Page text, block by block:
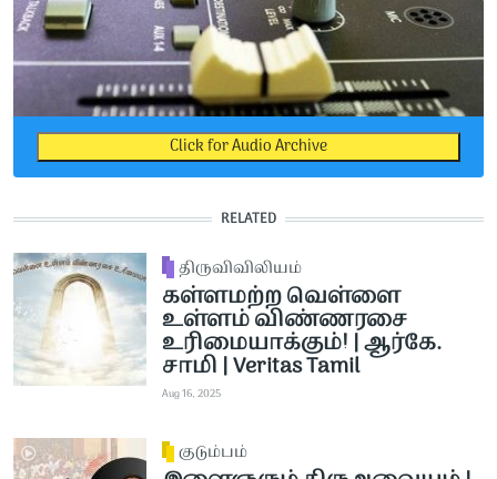
Click for Audio Archive
RELATED
திருவிவிலியம்
கள்ளமற்ற வெள்ளை
உள்ளம் விண்ணரசை
உரிமையாக்கும்! | ஆர்கே.
சாமி | Veritas Tamil
Aug 16, 2025
குடும்பம்